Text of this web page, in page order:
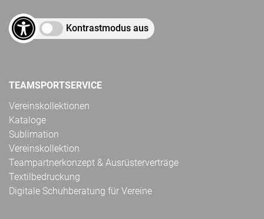
Kontrastmodus aus
TEAMSPORTSERVICE
Vereinskollektionen
Kataloge
Sublimation
Vereinskollektion
Teampartnerkonzept & Ausrüsterverträge
Textilbedruckung
Digitale Schuhberatung für Vereine